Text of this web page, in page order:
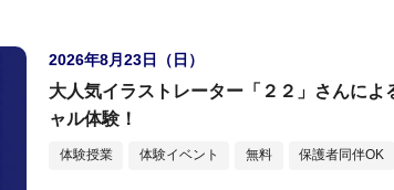
2026年8月23日（日）
大人気イラストレーター「２２」さんに
ャル体験！
体験授業 体験イベント 無料 保護者同伴OK